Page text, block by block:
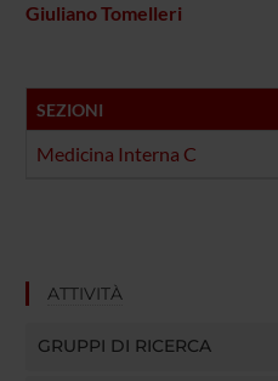
Giuliano Tomelleri
SEZIONI
Medicina Interna C
ATTIVITÀ
GRUPPI DI RICERCA